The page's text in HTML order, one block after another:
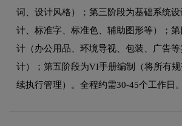
词、设计风格）；第三阶段为基础系统
计、标准字、标准色、辅助图形等）；
计（办公用品、环境导视、包装、广告
计）；第五阶段为VI手册编制（将所有
续执行管理）。全程约需30-45个工作日。